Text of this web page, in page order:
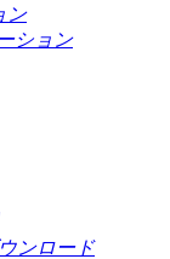
ン
ション
ンロード